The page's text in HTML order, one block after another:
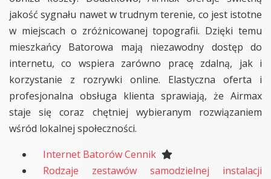
jakość sygnału nawet w trudnym terenie, co jest istotne
w miejscach o zróżnicowanej topografii. Dzięki temu
mieszkańcy Batorowa mają niezawodny dostęp do
internetu, co wspiera zarówno pracę zdalną, jak i
korzystanie z rozrywki online. Elastyczna oferta i
profesjonalna obsługa klienta sprawiają, że Airmax
staje się coraz chętniej wybieranym rozwiązaniem
wśród lokalnej społeczności.
Internet Batorów Cennik
Rodzaje zestawów samodzielnej instalacji